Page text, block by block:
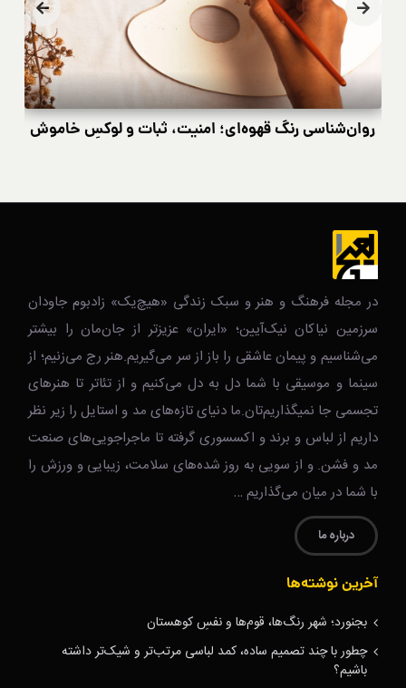
روان‌شناسی رنگ قهوه‌ای؛ امنیت، ثبات و لوکسِ خاموش
در مجله فرهنگ و هنر و سبک زندگی‌ «هیچ‌یک» زادبوم جاودان
سرزمین نیاکان نیک‌‌‌آیین؛ «ایران» عزیزتر از جان‌مان را بیشتر
می‌شناسیم و پیمان عاشقی را باز از سر می‌گیریم.هنر رج می‌زنیم؛ از
سینما و موسیقی با شما دل به دل می‌کنیم و از تئاتر تا هنرهای
تجسمی جا نمیگذاریم‌تان.ما دنیای تازه‌های مد و استایل را زیر نظر
داریم از لباس و برند و اکسسوری گرفته تا ماجراجویی‌های صنعت
مد و فشن. و از سویی به روز شده‌های سلامت، زیبایی و ورزش را
با شما در میان می‌گذاریم …
درباره ما
آخرین نوشته‌ها
بجنورد؛ شهر رنگ‌ها، قوم‌ها و نفسِ کوهستان
چطور با چند تصمیم ساده، کمد لباسی مرتب‌تر و شیک‌تر داشته
باشیم؟